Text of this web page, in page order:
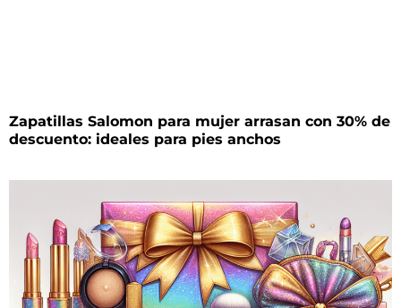
Zapatillas Salomon para mujer arrasan con 30% de
descuento: ideales para pies anchos